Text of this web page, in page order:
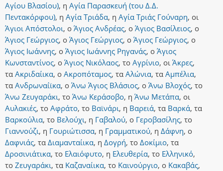
Αγίου Βλασίου), η Αγία Παρασκευή (του Δ.Δ.
Πεντακόρφου), η Αγία Τριάδα, η Αγία Τριάς Γούναρη, οι
Άγιοι Απόστολοι, ο Άγιος Ανδρέας, ο Άγιος Βασίλειος, ο
Άγιος Γεώργιος, ο Άγιος Γεώργιος, ο Άγιος Γεώργιος, ο
Άγιος Ιωάννης, ο Άγιος Ιωάννης Ρηγανάς, ο Άγιος
Κωνσταντίνος, ο Άγιος Νικόλαος, το Αγρίνιο, οι Άκρες,
τα Ακριδαίικα, ο Ακροπόταμος, τα Αλώνια, τα Αμπέλια,
τα Ανδρωναίϊκα, ο Άνω Άγιος Βλάσιος, ο Άνω Βλοχός, το
Άνω Ζευγαράκι, το Άνω Κεράσοβο, η Άνω Μετάπα, οι
Αυλακιές, το Αφράτο, το Βαϊνάρι, η Βαρειά, τα Βαρκά, τα
Βαρκούλια, το Βελούχι, η Γαβαλού, ο Γεροβασίλης, το
Γιαννούζι, η Γουριώτισσα, η Γραμματικού, η Δάφνη, ο
Δαφνιάς, τα Διαμανταίικα, η Δογρή, το Δοκίμιο, τα
Δροσινιάτικα, το Ελαιόφυτο, η Ελευθερία, το Ελληνικό,
το Ζευγαράκι, τα Καζαναίικα, το Καινούργιο, ο Κακαβάς,